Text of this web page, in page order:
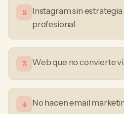
2
Instagram sin
profesional
3 Web que no convierte
4 No hacen email